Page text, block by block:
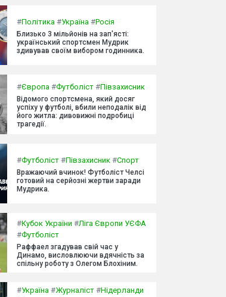
#Політика #Україна #Росія
Близько 3 мільйонів на зап'ясті:
український спортсмен Мудрик
здивував своїм вибором годинника.
#Європа #Футболіст #Півзахисник
Відомого спортсмена, який досяг
успіху у футболі, вбили неподалік від
його житла: дивовижні подробиці
трагедії.
#Футболіст #Півзахисник #Спорт
Вражаючий вчинок! Футболіст Челсі
готовий на серйозні жертви заради
Мудрика.
#Кубок України #Ліга Європи УЄФА
#Футболіст
Раффаел згадував свій час у
Динамо, висловлюючи вдячність за
спільну роботу з Олегом Блохіним.
#Україна #Журналіст #Нідерланди